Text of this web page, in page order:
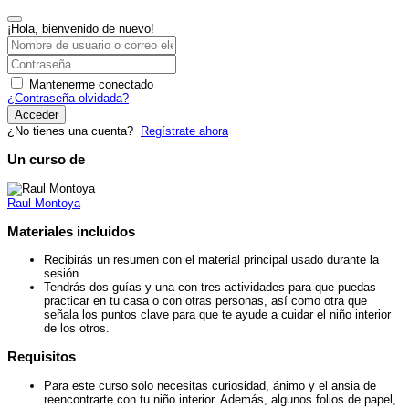
¡Hola, bienvenido de nuevo!
Mantenerme conectado
¿Contraseña olvidada?
Acceder
¿No tienes una cuenta?
Regístrate ahora
Un curso de
Raul Montoya
Materiales incluidos
Recibirás un resumen con el material principal usado durante la
sesión.
Tendrás dos guías y una con tres actividades para que puedas
practicar en tu casa o con otras personas, así como otra que
señala los puntos clave para que te ayude a cuidar el niño interior
de los otros.
Requisitos
Para este curso sólo necesitas curiosidad, ánimo y el ansia de
reencontrarte con tu niño interior. Además, algunos folios de papel,